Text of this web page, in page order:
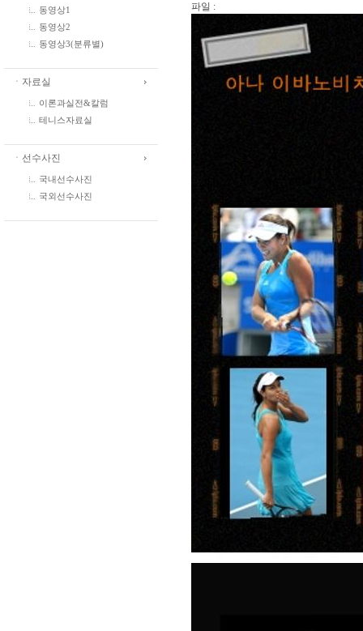
동영상1
동영상2
동영상3(분류별)
ㆍ자료실
이론과실전&칼럼
테니스자료실
ㆍ선수사진
국내선수사진
국외선수사진
파일 :